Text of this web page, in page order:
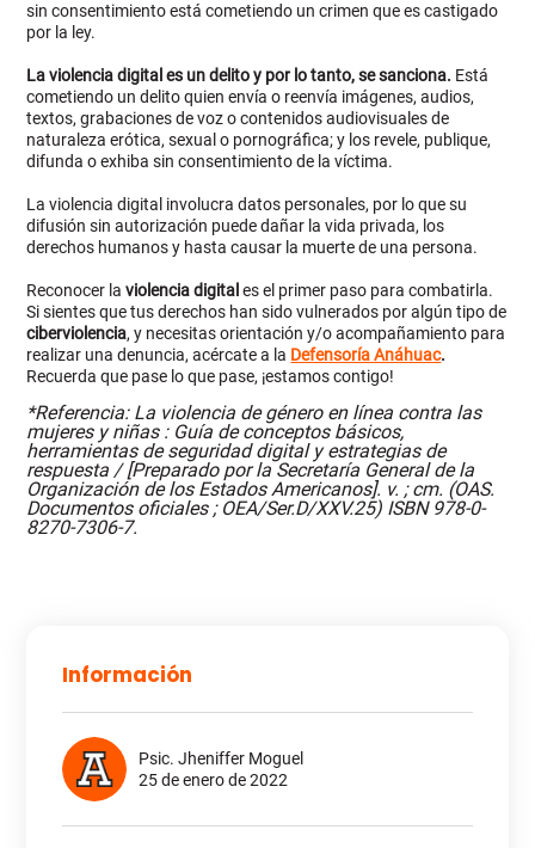
sin consentimiento está cometiendo un crimen que es castigado
por la ley.
La violencia digital es un delito y por lo tanto, se sanciona. Está
cometiendo un delito quien envía o reenvía imágenes, audios,
textos, grabaciones de voz o contenidos audiovisuales de
naturaleza erótica, sexual o pornográfica; y los revele, publique,
difunda o exhiba sin consentimiento de la víctima.
La violencia digital involucra datos personales, por lo que su
difusión sin autorización puede dañar la vida privada, los
derechos humanos y hasta causar la muerte de una persona.
Reconocer laviolencia digital es el primer paso para combatirla.
Si sientes que tus derechos han sido vulnerados por algún tipo de
ciberviolencia, y necesitas orientación y/o acompañamiento para
realizar una denuncia, acércate a la Defensoría Anáhuac.
Recuerda que pase lo que pase, ¡estamos contigo!
*Referencia: La violencia de género en línea contra las
mujeres y niñas : Guía de conceptos básicos,
herramientas de seguridad digital y estrategias de
respuesta / [Preparado por la Secretaría General de la
Organización de los Estados Americanos]. v. ; cm. (OAS.
Documentos oficiales ; OEA/Ser.D/XXV.25) ISBN 978-0-
8270-7306-7.
Información
Psic. Jheniffer Moguel
25 de enero de 2022